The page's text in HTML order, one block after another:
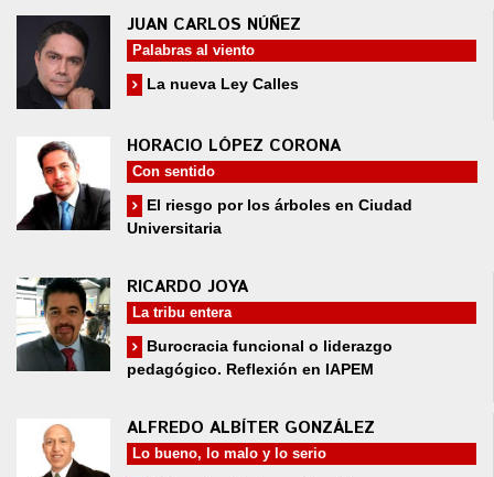
JUAN CARLOS NÚÑEZ
Palabras al viento
La nueva Ley Calles
HORACIO LÓPEZ CORONA
Con sentido
El riesgo por los árboles en Ciudad
Universitaria
RICARDO JOYA
La tribu entera
Burocracia funcional o liderazgo
pedagógico. Reflexión en IAPEM
ALFREDO ALBÍTER GONZÁLEZ
Lo bueno, lo malo y lo serio